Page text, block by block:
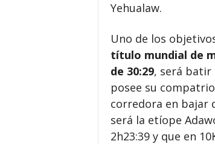
Yehualaw.
Uno de los
título mundial de
de 30:29, será batir
posee su
corredora en bajar
será la etíope
2h23:39 y que en